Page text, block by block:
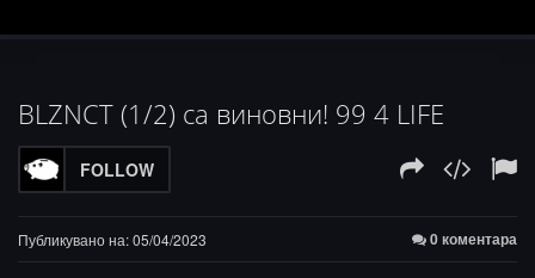
BLZNCT (1/2) са виновни! 99 4 LIFE
FOLLOW
Публикувано на: 05/04/2023 0 коментара